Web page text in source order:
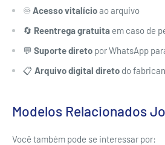
♾️Acesso vitalícioao arquivo
🔄 Reentrega gratuita em caso de
💬 Suporte direto por WhatsApp
📋 Arquivo digital direto do
Modelos Relacionados
Você também pode se interessar por: